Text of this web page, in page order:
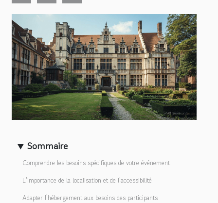
Sommaire
Comprendre les besoins spécifiques de votre événement
L'importance de la localisation et de l'accessibilité
Adapter l'hébergement aux besoins des participants